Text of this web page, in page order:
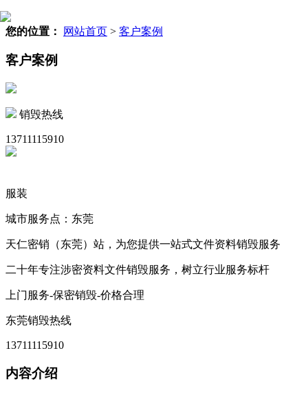
您的位置： 网站首页 > 客户案例
客户案例
销毁热线
13711115910
服装
城市服务点：东莞
天仁密销（东莞）站，为您提供一站式文件资料销毁服务
二十年专注涉密资料文件销毁服务，树立行业服务标杆
上门服务-保密销毁-价格合理
东莞销毁热线
13711115910
内容介绍